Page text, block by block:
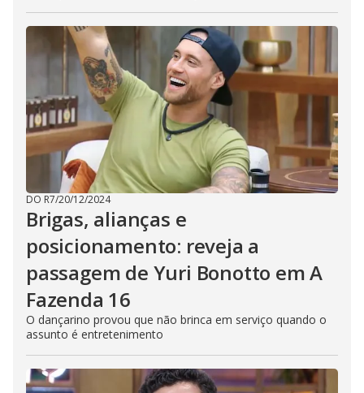
DO R7/20/12/2024
Brigas, alianças e
posicionamento: reveja a
passagem de Yuri Bonotto em A
Fazenda 16
O dançarino provou que não brinca em serviço quando o
assunto é entretenimento